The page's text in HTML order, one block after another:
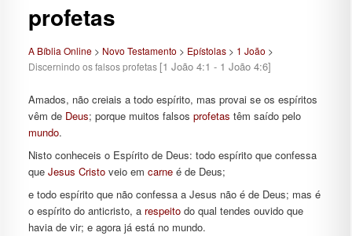
profetas
A Bíblia Online> Novo Testamento > Epístolas> 1 João >
Discernindo os falsos profetas [1 João 4:1 - 1 João 4:6]
Amados, não creiais a todo espírito, mas provai se os espíritos
vêm de Deus; porque muitos falsos profetas têm saído pelo
mundo.
Nisto conheceis o Espírito de Deus: todo espírito que confessa
que Jesus Cristoveio em carneé de Deus;
e todo espírito que não confessa a Jesus não é de Deus; mas é
o espírito do anticristo, a respeitodo qual tendes ouvido que
havia de vir; e agora já está no mundo.